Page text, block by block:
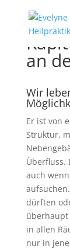
an
Wir
Er ist von
Struktur,
Überfluss.
auch
dürften
überhaupt
in allen
nur in